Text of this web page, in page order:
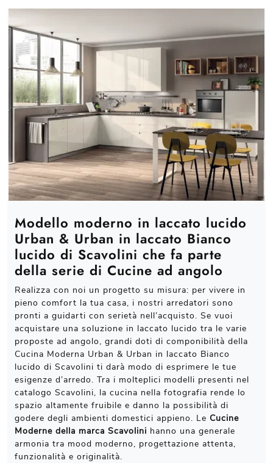
Modello moderno in laccato lucido
Urban & Urban in laccato Bianco
lucido di Scavolini che fa parte
della serie di Cucine ad angolo
Realizza con noi un progetto su misura: per vivere in
pieno comfort la tua casa, i nostri arredatori sono
pronti a guidarti con serietà nell’acquisto. Se vuoi
acquistare una soluzione in laccato lucido tra le varie
proposte ad angolo, grandi doti di componibilità della
Cucina Moderna Urban & Urban in laccato Bianco
lucido di Scavolini ti darà modo di esprimere le tue
esigenze d’arredo. Tra i molteplici modelli presenti nel
catalogo Scavolini, la cucina nella fotografia rende lo
spazio altamente fruibile e danno la possibilità di
godere degli ambienti domestici appieno. Le Cucine
Moderne della marca Scavolini hanno una generale
armonia tra mood moderno, progettazione attenta,
funzionalità e originalità.